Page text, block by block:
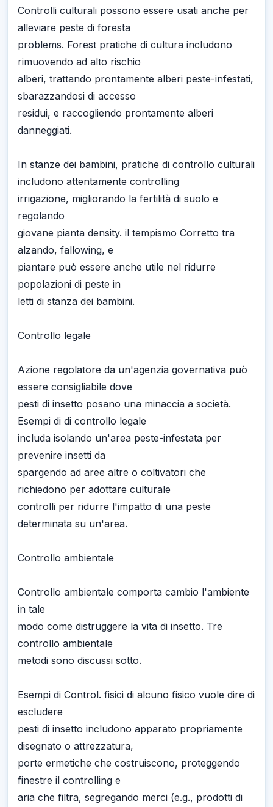
Controlli culturali possono essere usati anche per
alleviare peste di foresta
problems. Forest pratiche di cultura includono
rimuovendo ad alto rischio
alberi, trattando prontamente alberi peste-infestati,
sbarazzandosi di accesso
residui, e raccogliendo prontamente alberi
danneggiati.
In stanze dei bambini, pratiche di controllo culturali
includono attentamente controlling
irrigazione, migliorando la fertilità di suolo e
regolando
giovane pianta density. il tempismo Corretto tra
alzando, fallowing, e
piantare può essere anche utile nel ridurre
popolazioni di peste in
letti di stanza dei bambini.
Controllo legale
Azione regolatore da un'agenzia governativa può
essere consigliabile dove
pesti di insetto posano una minaccia a società.
Esempi di di controllo legale
includa isolando un'area peste-infestata per
prevenire insetti da
spargendo ad aree altre o coltivatori che
richiedono per adottare culturale
controlli per ridurre l'impatto di una peste
determinata su un'area.
Controllo ambientale
Controllo ambientale comporta cambio l'ambiente
in tale
modo come distruggere la vita di insetto. Tre
controllo ambientale
metodi sono discussi sotto.
Esempi di Control. fisici di alcuno fisico vuole dire di
escludere
pesti di insetto includono apparato propriamente
disegnato o attrezzatura,
porte ermetiche che costruiscono, proteggendo
finestre il controlling e
aria che filtra, segregando merci (e.g., prodotti di